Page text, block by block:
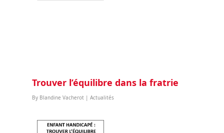
Trouver l’équilibre dans la fratrie
By Blandine Vacherot | Actualités